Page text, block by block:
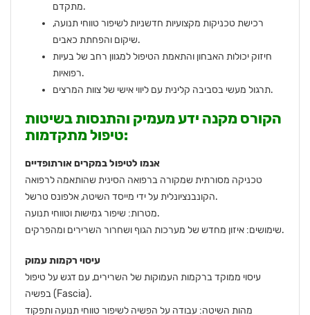
מתקדם.
רכישת טכניקות מקצועיות חדשניות לשיפור טווחי תנועה,
שיקום והפחתת כאבים.
חיזוק יכולות האבחון והתאמת הטיפול למגוון רחב של בעיות
רפואיות.
תרגול מעשי בסביבה קלינית עם ליווי אישי של צוות המרצים.
הקורס מקנה ידע מעמיק והתנסות בשיטות
טיפול מתקדמות:
אנמו לטיפול במקרים אורתופדיים
טכניקה מסורתית שמקורה ברפואה הסינית שהותאמה לרפואה
הקונבנציונלית על ידי מייסד השיטה, אלפונס טרשל.
מטרות: שיפור גמישות וטווחי תנועה.
שימושים: איזון מחדש של מערכות הגוף ושחרור השרירים ומהפרקים.
עיסוי רקמות עמוק
עיסוי ממוקד ברקמות העמוקות של השרירים, עם דגש על טיפול
בפשיה (Fascia).
מהות השיטה: עבודה על הפשיה לשיפור טווחי תנועה ותפקוד